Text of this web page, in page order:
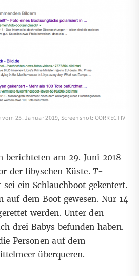
25. Januar 2019, Screenshot: CORRECTIV
berichteten am 29. Juni 2018
der libyschen Küste.T-
ein Schlauchboot gekentert.
auf dem Boot gewesen. Nur 14
werden. Unter den
drei Babys befunden haben.
Personen auf dem
überqueren.